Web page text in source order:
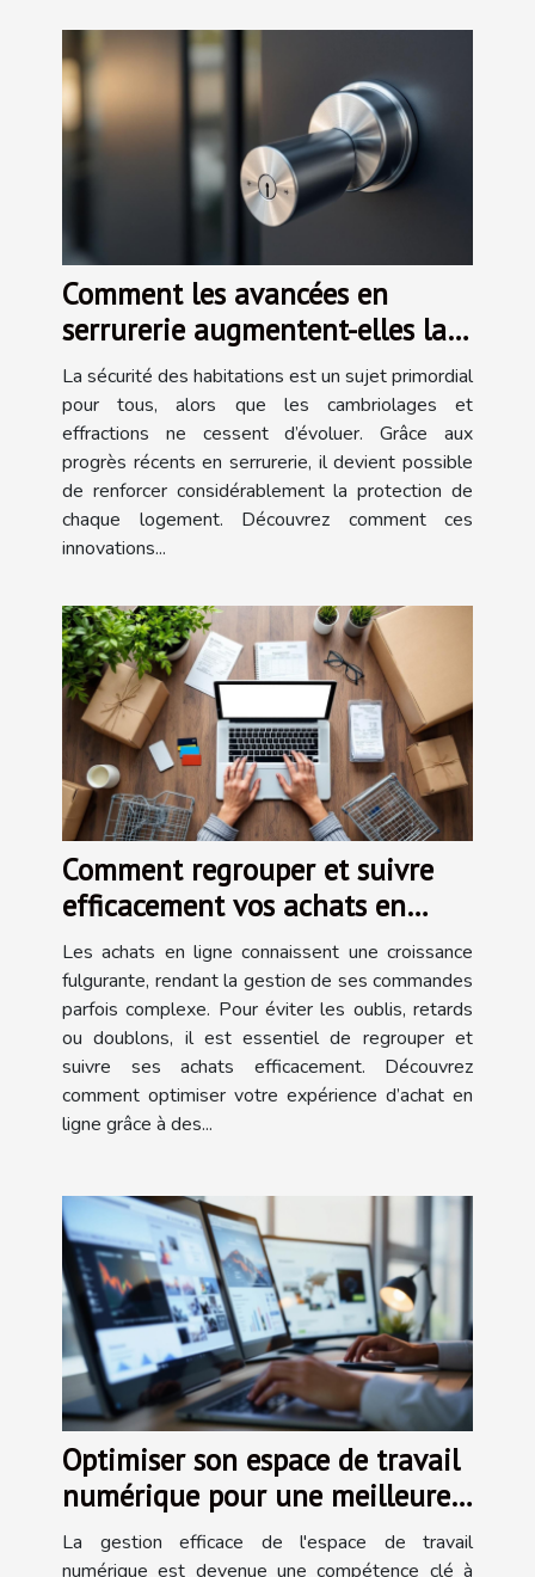
Comment les avancées en
serrurerie augmentent-elles la
sécurité des habitations ?
La sécurité des habitations est un sujet primordial
pour tous, alors que les cambriolages et
effractions ne cessent d’évoluer. Grâce aux
progrès récents en serrurerie, il devient possible
de renforcer considérablement la protection de
chaque logement. Découvrez comment ces
innovations...
Comment regrouper et suivre
efficacement vos achats en
ligne ?
Les achats en ligne connaissent une croissance
fulgurante, rendant la gestion de ses commandes
parfois complexe. Pour éviter les oublis, retards
ou doublons, il est essentiel de regrouper et
suivre ses achats efficacement. Découvrez
comment optimiser votre expérience d’achat en
ligne grâce à des...
Optimiser son espace de travail
numérique pour une meilleure
productivité
La gestion efficace de l'espace de travail
numérique est devenue une compétence clé à